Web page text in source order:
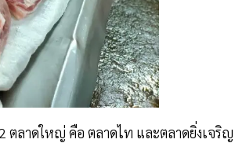
ตลาดใหญ่ คือ ตลาดไท และตลาดยิ่งเจริญ